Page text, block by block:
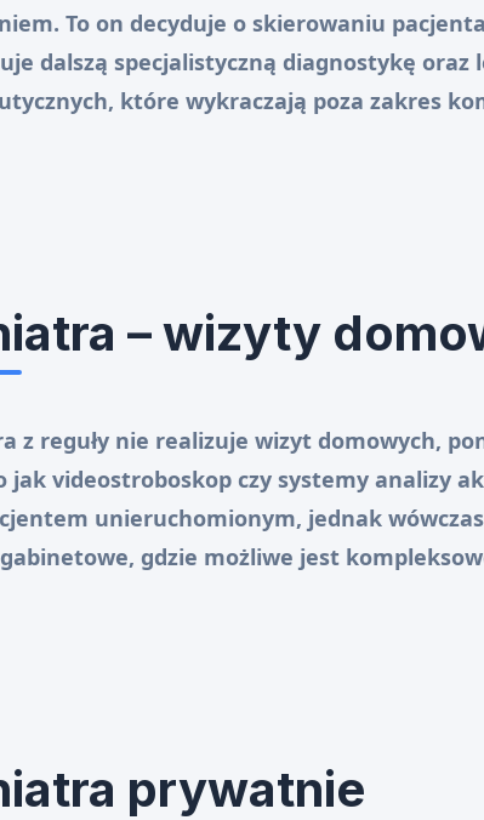
To on decyduje o skierowaniu
dalszą specjalistyczną diagnostykę
które wykraczają poza zakres
– wizyty
z reguły nie realizuje wizyt domowych,
jak videostroboskop czy systemy analizy
unieruchomionym, jednak
gdzie możliwe jest
prywatnie